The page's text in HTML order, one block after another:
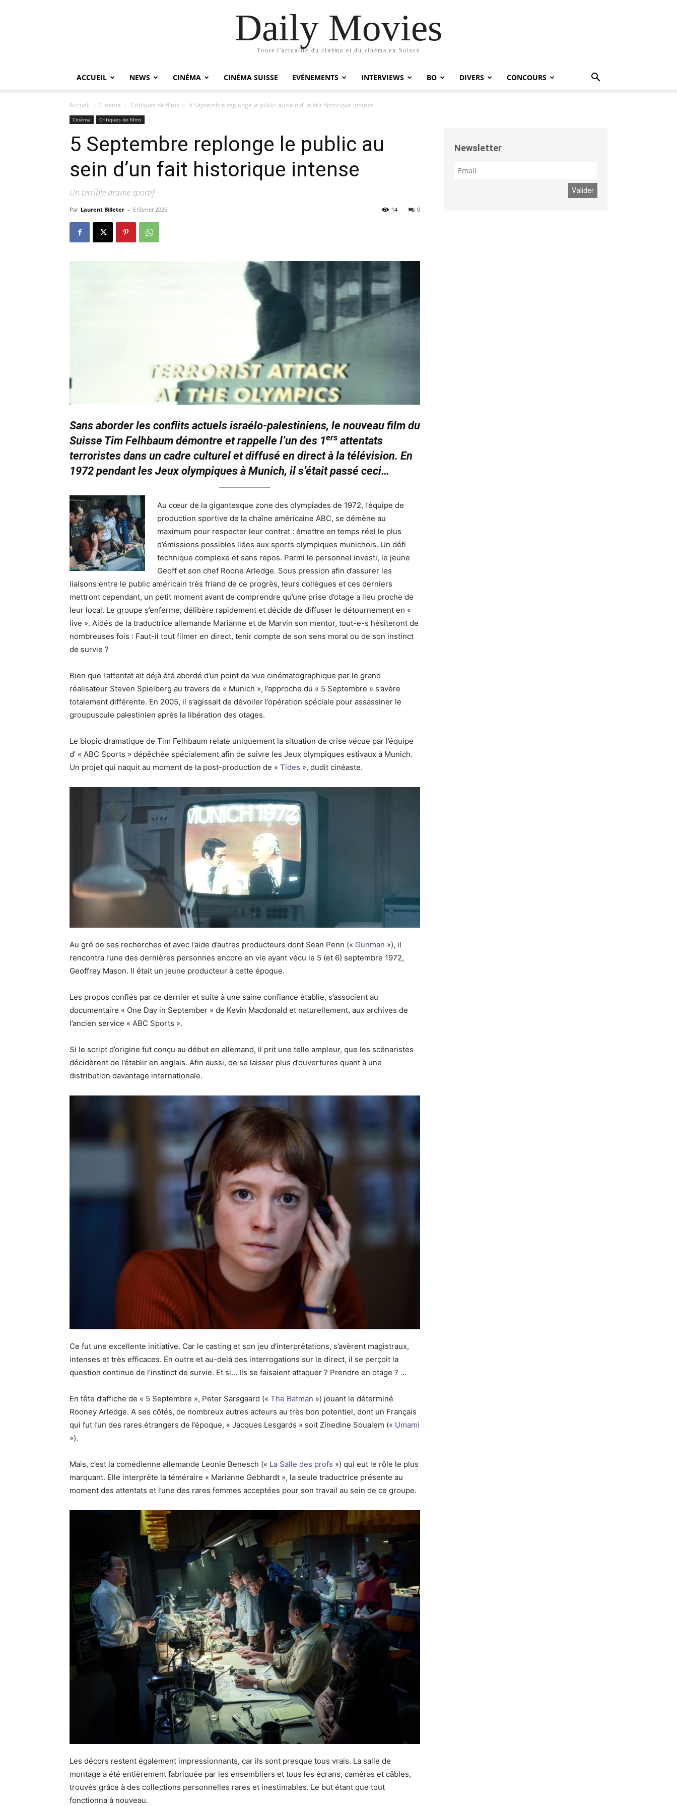
Daily Movies
Toute l'actualité du cinéma et du cinéma en Suisse
ACCUEIL NEWS CINÉMA CINÉMA SUISSE EVÉNEMENTS INTERVIEWS BO DIVERS CONCOURS
Accueil Cinéma Critiques de films 5 Septembre replonge le public au sein d’un fait historique intense
Cinéma Critiques de films
5 Septembre replonge le public au
sein d’un fait historique intense
Un terrible drame sportif
Par Laurent Billeter - 5 février 2025 0
14
Sans aborder les conflits actuels israélo-palestiniens, le nouveau film du
Suisse Tim Felhbaum démontre et rappelle l’un des 1ers attentats
terroristes dans un cadre culturel et diffusé en direct à la télévision. En
1972 pendant les Jeux olympiques à Munich, il s’était passé ceci…
Au cœur de la gigantesque zone des olympiades de 1972, l’équipe de
production sportive de la chaîne américaine ABC, se démène au
maximum pour respecter leur contrat : émettre en temps réel le plus
d’émissions possibles liées aux sports olympiques munichois. Un défi
technique complexe et sans repos. Parmi le personnel investi, le jeune
Geoff et son chef Roone Arledge. Sous pression afin d’assurer les
liaisons entre le public américain très friand de ce progrès, leurs collègues et ces derniers
mettront cependant, un petit moment avant de comprendre qu’une prise d’otage a lieu proche de
leur local. Le groupe s’enferme, délibère rapidement et décide de diffuser le détournement en «
live ». Aidés de la traductrice allemande Marianne et de Marvin son mentor, tout-e-s hésiteront de
nombreuses fois : Faut-il tout filmer en direct, tenir compte de son sens moral ou de son instinct
de survie ?
Bien que l’attentat ait déjà été abordé d’un point de vue cinématographique par le grand
réalisateur Steven Spielberg au travers de « Munich », l’approche du « 5 Septembre » s’avère
totalement différente. En 2005, il s’agissait de dévoiler l’opération spéciale pour assassiner le
groupuscule palestinien après la libération des otages.
Le biopic dramatique de Tim Felhbaum relate uniquement la situation de crise vécue par l’équipe
d’ « ABC Sports » dépêchée spécialement afin de suivre les Jeux olympiques estivaux à Munich.
Un projet qui naquit au moment de la post-production de « Tides », dudit cinéaste.
Au gré de ses recherches et avec l’aide d’autres producteurs dont Sean Penn (« Gunman »), il
rencontra l’une des dernières personnes encore en vie ayant vécu le 5 (et 6) septembre 1972,
Geoffrey Mason. Il était un jeune producteur à cette époque.
Les propos confiés par ce dernier et suite à une saine confiance établie, s’associent au
documentaire « One Day in September » de Kevin Macdonald et naturellement, aux archives de
l’ancien service « ABC Sports ».
Si le script d’origine fut conçu au début en allemand, il prit une telle ampleur, que les scénaristes
décidèrent de l’établir en anglais. Afin aussi, de se laisser plus d’ouvertures quant à une
distribution davantage internationale.
Ce fut une excellente initiative. Car le casting et son jeu d’interprétations, s’avèrent magistraux,
intenses et très efficaces. En outre et au-delà des interrogations sur le direct, il se perçoit la
question continue de l’instinct de survie. Et si… Ils se faisaient attaquer ? Prendre en otage ? …
En tête d’affiche de « 5 Septembre », Peter Sarsgaard (« The Batman ») jouant le déterminé
Rooney Arledge. A ses côtés, de nombreux autres acteurs au très bon potentiel, dont un Français
qui fut l’un des rares étrangers de l’époque, « Jacques Lesgards » soit Zinedine Soualem (« Umami
»).
Mais, c’est la comédienne allemande Leonie Benesch (« La Salle des profs ») qui eut le rôle le plus
marquant. Elle interprète la téméraire « Marianne Gebhardt », la seule traductrice présente au
moment des attentats et l’une des rares femmes acceptées pour son travail au sein de ce groupe.
Les décors restent également impressionnants, car ils sont presque tous vrais. La salle de
montage a été entièrement fabriquée par les ensembliers et tous les écrans, caméras et câbles,
trouvés grâce à des collections personnelles rares et inestimables. Le but étant que tout
fonctionna à nouveau.
Newsletter